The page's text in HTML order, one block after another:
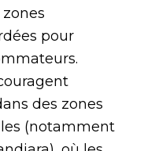
pour
des zones
(notamment